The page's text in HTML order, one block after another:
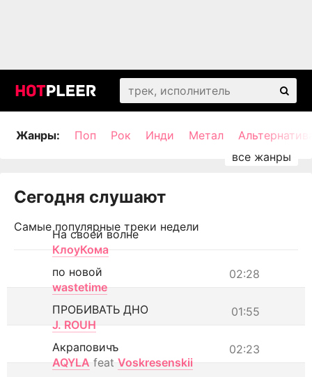
Жанры: Поп Рок Инди Метал
Сегодня слушают
Самые популярные треки недели
На своей волне
КлоуКома
02:28
по новой
wastetime
01:55
ПРОБИВАТЬ ДНО
J. ROUH
02:23
Акраповичъ
AQYLA feat Voskresenskii